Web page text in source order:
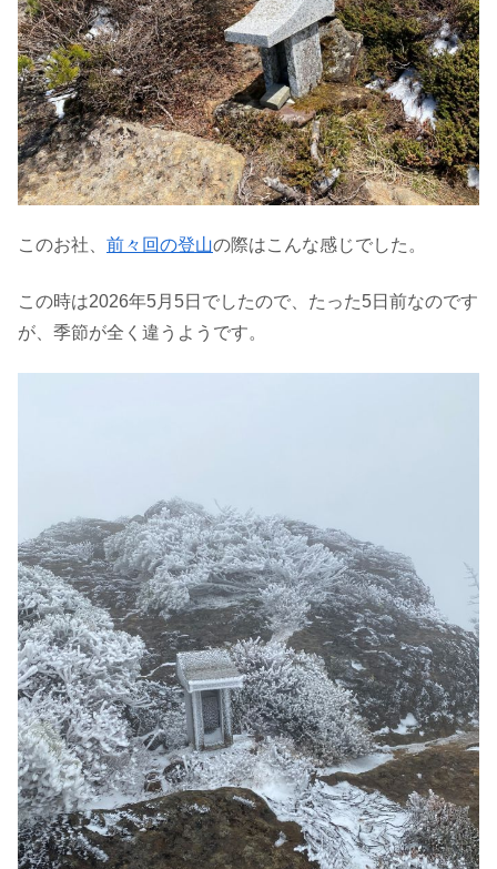
このお社、 前々回の登山の際はこんな感じでした。
この時は2026年5月5日でしたので、たった5日前なのです
が、季節が全く違うようです。